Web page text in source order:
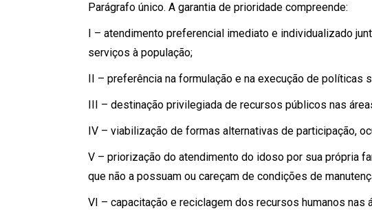
Parágrafo único. A garantia de prioridade compreende:
I – atendimento preferencial imediato e individualizado
serviços à população;
II – preferência na formulação e na execução de políticas
III – destinação privilegiada de recursos públicos nas
IV – viabilização de formas alternativas de participação,
V – priorização do atendimento do idoso por sua própria
que não a possuam ou careçam de condições de
VI – capacitação e reciclagem dos recursos humanos